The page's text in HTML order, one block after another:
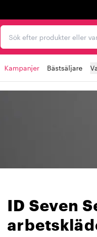
Sök efter produkter
Kampanjer Bästsäljare
ID Seven